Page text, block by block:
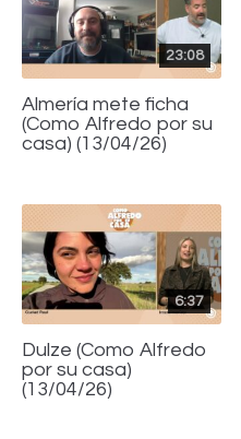
23:08
Almería mete ficha
(Como Alfredo por su
casa) (13/04/26)
6:37
Dulze (Como Alfredo
por su casa)
(13/04/26)